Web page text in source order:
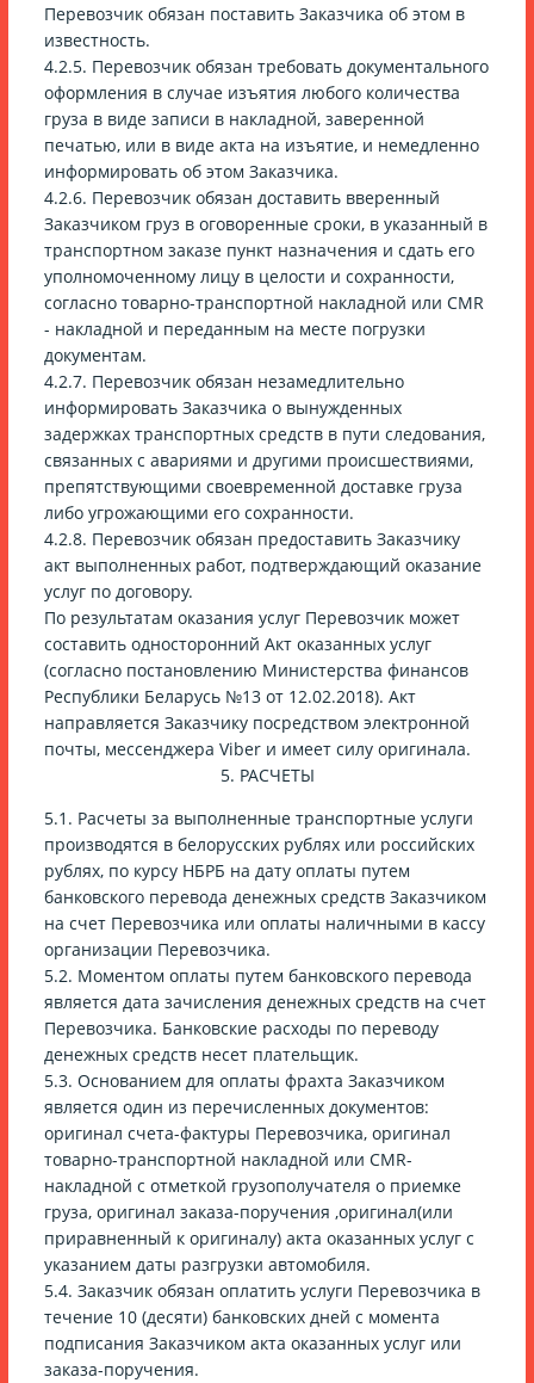
Перевозчик обязан поставить Заказчика об этом в
известность.
4.2.5. Перевозчик обязан требовать документального
оформления в случае изъятия любого количества
груза в виде записи в накладной, заверенной
печатью, или в виде акта на изъятие, и немедленно
информировать об этом Заказчика.
4.2.6. Перевозчик обязан доставить вверенный
Заказчиком груз в оговоренные сроки, в указанный в
транспортном заказе пункт назначения и сдать его
уполномоченному лицу в целости и сохранности,
согласно товарно-транспортной накладной или CMR
- накладной и переданным на месте погрузки
документам.
4.2.7. Перевозчик обязан незамедлительно
информировать Заказчика о вынужденных
задержках транспортных средств в пути следования,
связанных с авариями и другими происшествиями,
препятствующими своевременной доставке груза
либо угрожающими его сохранности.
4.2.8. Перевозчик обязан предоставить Заказчику
акт выполненных работ, подтверждающий оказание
услуг по договору.
По результатам оказания услуг Перевозчик может
составить односторонний Акт оказанных услуг
(согласно постановлению Министерства финансов
Республики Беларусь №13 от 12.02.2018). Акт
направляется Заказчику посредством электронной
почты, мессенджера Viber и имеет силу оригинала.
5. РАСЧЕТЫ
5.1. Расчеты за выполненные транспортные услуги
производятся в белорусских рублях или российских
рублях, по курсу НБРБ на дату оплаты путем
банковского перевода денежных средств Заказчиком
на счет Перевозчика или оплаты наличными в кассу
организации Перевозчика.
5.2. Моментом оплаты путем банковского перевода
является дата зачисления денежных средств на счет
Перевозчика. Банковские расходы по переводу
денежных средств несет плательщик.
5.3. Основанием для оплаты фрахта Заказчиком
является один из перечисленных документов:
оригинал счета-фактуры Перевозчика, оригинал
товарно-транспортной накладной или CMR-
накладной с отметкой грузополучателя о приемке
груза, оригинал заказа-поручения ,оригинал(или
приравненный к оригиналу) акта оказанных услуг с
указанием даты разгрузки автомобиля.
5.4. Заказчик обязан оплатить услуги Перевозчика в
течение 10 (десяти) банковских дней с момента
подписания Заказчиком акта оказанных услуг или
заказа-поручения.